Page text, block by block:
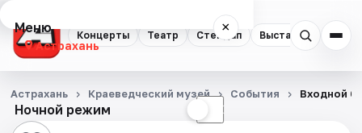
Концерты Театр Стендап Выставки
Меню ×
Астрахань
Концерты
Театр
Ночной режим ☾
Астрахань Краеведческий музей События Входной